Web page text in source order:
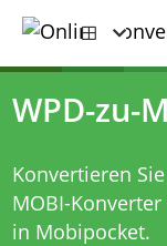
WPD-zu-
Konvertieren
MOBI-Konverter
in Mobipocket.